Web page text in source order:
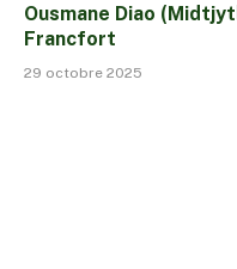
Ousmane Diao
Francfort
29 octobre 2025